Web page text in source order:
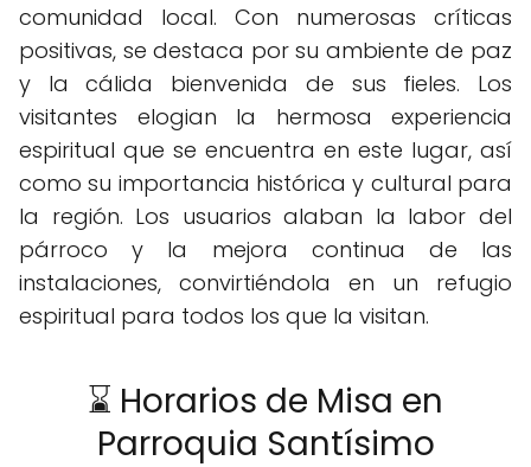
comunidad local. Con numerosas críticas
positivas, se destaca por su ambiente de paz
y la cálida bienvenida de sus fieles. Los
visitantes elogian la hermosa experiencia
espiritual que se encuentra en este lugar, así
como su importancia histórica y cultural para
la región. Los usuarios alaban la labor del
párroco y la mejora continua de las
instalaciones, convirtiéndola en un refugio
espiritual para todos los que la visitan.
⌛ Horarios de Misa en
Parroquia Santísimo